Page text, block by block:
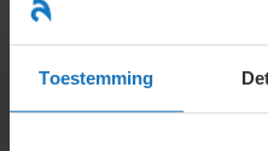
Toestemming
naar
inhoud